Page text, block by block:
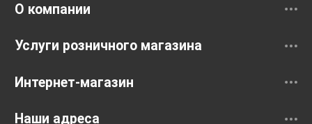
О компании
Услуги розничного магазина
Интернет-магазин
Наши адреса